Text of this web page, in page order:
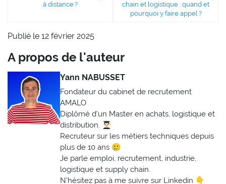
à distance ?
chain et logistique : quand et
pourquoi y faire appel ?
Publié le 12 février 2025
A propos de l'auteur
Yann NABUSSET
Fondateur du cabinet de recrutement
AMALO
Diplômé d'un Master en achats, logistique et
distribution. 👨🏻‍🎓
Recruteur sur les métiers techniques depuis
plus de 10 ans 🥲
Je parle emploi, recrutement, industrie,
logistique et supply chain.
N'hésitez pas à me suivre sur Linkedin 👇